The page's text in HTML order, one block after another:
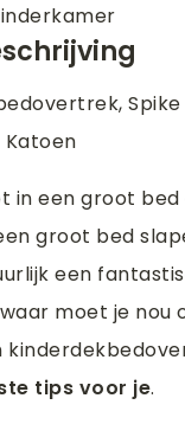
Katoen
in een groot
groot bed
een
moet je nou
tips voor je.